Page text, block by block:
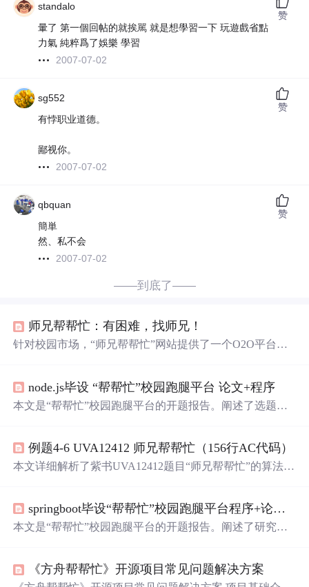
standalo
暈了 第一個回帖的就挨駡 就是想學習一下 玩遊戲省點
力氣 純粹爲了娛樂 學習
2007-07-02
赞
sg552
有悖职业道德。
鄙视你。
2007-07-02
赞
qbquan
簡単
然、私不会
2007-07-02
赞
——到底了——
师兄帮帮忙：有困难，找师兄！
针对校园市场，“师兄帮帮忙”网站提供了一个O2O平台，
示自己的机会。
node.js毕设 “帮帮忙”校园跑腿平台 论文+程序
本文是“帮帮忙”校园跑腿平台的开题报告。阐述了选题背
问题及解决设想，还说明了平台各功能研究内容、系统环
境搭建步骤、技术栈等。
例题4-6 UVA12412 师兄帮帮忙（156行AC代码）
本文详细解析了紫书UVA12412题目“师兄帮帮忙”的算法思
码长度之间的差异。
springboot毕设“帮帮忙”校园跑腿平台程序+论文+部署
本文是“帮帮忙”校园跑腿平台的开题报告。阐述了研究背
行环境、技术栈，包括前端Vue.js、后端SSM框架和MySQ
L数据库等。
《方舟帮帮忙》开源项目常见问题解决方案